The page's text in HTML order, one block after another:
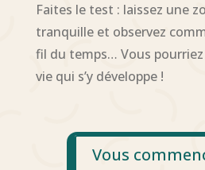
Faites le test : laissez une
tranquille et observez
fil du temps… Vous
vie qui s’y développe !
Vous